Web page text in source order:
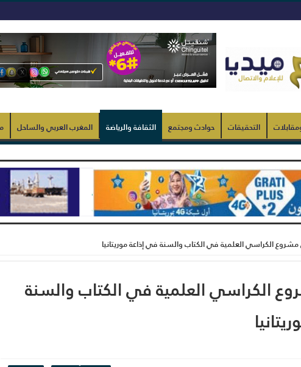
التحقيقات حوادث ومجتمع الثقافة والرياضة المغرب العربي والساحل
الكراسي العلمية في الكتاب والسنة في إذاعة موريتانيا
الكراسي العلمية في الكتاب والسنة